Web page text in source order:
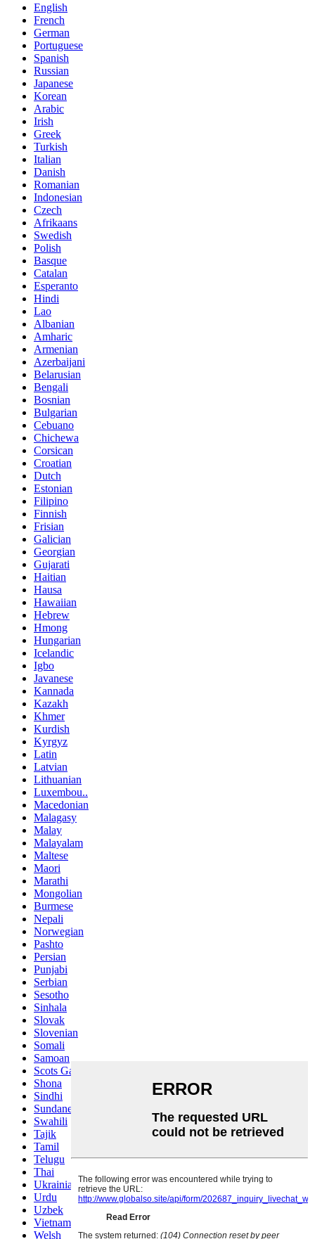
English
French
German
Portuguese
Spanish
Russian
Japanese
Korean
Arabic
Irish
Greek
Turkish
Italian
Danish
Romanian
Indonesian
Czech
Afrikaans
Swedish
Polish
Basque
Catalan
Esperanto
Hindi
Lao
Albanian
Amharic
Armenian
Azerbaijani
Belarusian
Bengali
Bosnian
Bulgarian
Cebuano
Chichewa
Corsican
Croatian
Dutch
Estonian
Filipino
Finnish
Frisian
Galician
Georgian
Gujarati
Haitian
Hausa
Hawaiian
Hebrew
Hmong
Hungarian
Icelandic
Igbo
Javanese
Kannada
Kazakh
Khmer
Kurdish
Kyrgyz
Latin
Latvian
Lithuanian
Luxembou..
Macedonian
Malagasy
Malay
Malayalam
Maltese
Maori
Marathi
Mongolian
Burmese
Nepali
Norwegian
Pashto
Persian
Punjabi
Serbian
Sesotho
Sinhala
Slovak
Slovenian
Somali
Samoan
Scots Gaelic
Shona
Sindhi
Sundanese
Swahili
Tajik
Tamil
Telugu
Thai
Ukrainian
Urdu
Uzbek
Vietnamese
Welsh